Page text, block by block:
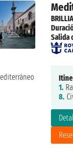
Salida
1.
8.